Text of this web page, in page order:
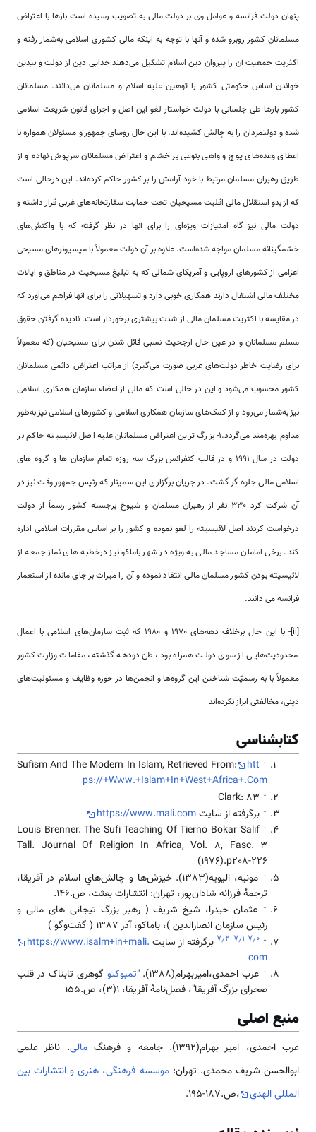
پنهان دولت فرانسه و عوامل وی بر دولت مالی به تصویب رسیده است بارها با اعتراض
مسلمانان کشور روبرو شده و آنها با توجه به اینکه مالی کشوری اسلامی به‌شمار رفته و
اکثریت جمعیت آن را پیروان دین اسلام تشکیل می‌دهند جدایی دین از دولت و بیدین
خواندن اساس حکومتی کشور را توهین علیه اسلام و مسلمانان می‌دانند. مسلمانان
کشور بارها طی جلسانی با دولت خواستار لغو این اصل و اجرای قانون شریعت اسلامی
شده و دولتمردان را به چالش کشیده‌اند. با این حال روسای جمهور و مسئولان همواره با
اعطای وعده‌های پوچ و واهی بنوعی بر خشم و اعتراض مسلمانان سرپوش نهاده و از
طریق رهبران مسلمان مرتبط با خود آرامش را بر کشور حاکم کرده‌اند. این درحالی است
که از بدو استقلال مالی اقلیت مسیحیان تحت حمایت سفارتخانه‌های غربی قرار داشته و
دولت مالی نیز گاه امتیازات ویژه‌‌ای را برای آنها در نظر گرفته که با واکنش‌های
خشمگینانه مسلمان مواجه شده‌است. علاوه بر آن دولت معمولاً با میسیونرهای مسیحی
اعزامی از کشورهای اروپایی و آمریکای شمالی که به تبلیغ مسیحیت در مناطق و ایالات
مختلف مالی اشتغال دارند همکاری خوبی دارد و تسهیلاتی را برای آنها فراهم می‌آورد که
در مقایسه با اکثریت مسلمان مالی از شدت بیشتری برخوردار است. نادیده گرفتن حقوق
مسلم مسلمانان و در عین حال ارجحیت نسبی قائل شدن برای مسیحیان (که معمولاً
برای رضایت خاطر دولت‌های عربی صورت می‌گیرد) از مراتب اعتراض دائمی مسلمانان
کشور محسوب می‌شود و این در حالی است که مالی از اعضاء سازمان همکاری اسلامی
نیز به‌شمار می‌رود و از کمک‌های سازمان همکاری اسلامی و کشورهای اسلامی نیز به‌طور
مداوم بهره‌مند می‌گردد.1- بزرگ ترین اعتراض مسلمانان علیه اصل لائیسیته حاکم بر
دولت در سال 1991 و در قالب کنفرانس بزرگ سه روزه تمام سازمان ها و گروه های
اسلامی مالی جلوه گر گشت. در جریان برگزاری این سمینار که رئیس جمهور وقت نیز در
آن شرکت کرد 330 نفر از رهبران مسلمان و شیوخ برجسته کشور رسماً از دولت
درخواست کردند اصل لائیسیته را لغو نموده و کشور را بر اساس مقررات اسلامی اداره
کند. برخی امامان مساجد مالی به ویژه در شهر باماکو نیز درخطبه های نماز جمعه از
لائیسیته بودن کشور مسلمان مالی انتقاد نموده و آن را میراث بر جای مانده از استعمار
فرانسه می دانند.
[ii]- با این حال برخلاف دهه‌های 1970 و 1980 که ثبت سازمان‌های اسلامی‌ با اعمال
محدودیت‌هایی از سوی دولت همراه بود، طیّ دودهه گذشته، مقامات وزارت کشور
معمولاً با به رسمیّت شناختن این گروه‌ها و انجمن‌ها در حوزه وظایف و مسئولیت‌های
دینی، مخالفتی ابراز نکرده‌اند
کتابشناسی
↑
Sufism And The Modern In Islam, Retrieved From:
htt
ps://+Www.+Islam+In+West+Africa+.Com
↑
Clark: 83
↑ برگرفته از سایتhttps://www.mali.com
↑
Louis Brenner. The Sufi Teaching Of Tierno Bokar Salif
Tall. Journal Of Religion In Africa, Vol. 8, Fasc. 3
(1976).p208-226
↑
مونيه، اليويه(1383). خيزش‌ها و چالش‌هاي اسلام در آفريقا،
ترجمۀ فرزانه شادان‌پور، تهران: انتشارات بعثت، ص.146.
↑ عثمان حیدرا، شیخ شریف ( رهبر بزرگ تیجانی های مالی و
رئیس سازمان انصارالدین )، باماکو، آذر 1387 ( گفت‌وگو )
↑۷٫۰ ۷٫۱ ۷٫۲ برگرفته از سایت https://www.isalm+in+mali.
com
↑ عرب احمدی،امیربهرام(1388). " تمبوکتو گوهری تابناک در قلب
صحرای بزرگ آفریقا"، فصل‌نامۀ آفریقا، 1(3)، ص.155
منبع اصلی
عرب احمدی، امیر بهرام(1392). جامعه و فرهنگ مالی. ناظر علمی
ابوالحسن شریف محمدی. تهران:موسسه فرهنگی، هنری و انتشارات بین
المللی الهدی
،ص.187-195.